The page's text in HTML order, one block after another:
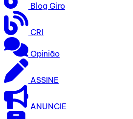
Blog Giro
CRI
Opinião
ASSINE
ANUNCIE